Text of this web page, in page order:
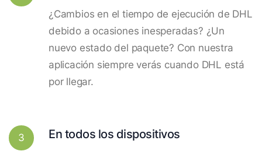
¿Cambios en el tiempo de ejecución de DHL
debido a ocasiones inesperadas? ¿Un
nuevo estado del paquete? Con nuestra
aplicación siempre verás cuando DHL está
por llegar.
3 En todos los dispositivos